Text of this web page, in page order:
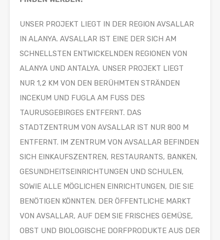
UNSER PROJEKT LIEGT IN DER REGION AVSALLAR
IN ALANYA. AVSALLAR IST EINE DER SICH AM
SCHNELLSTEN ENTWICKELNDEN REGIONEN VON
ALANYA UND ANTALYA. UNSER PROJEKT LIEGT
NUR 1,2 KM VON DEN BERÜHMTEN STRÄNDEN
INCEKUM UND FUGLA AM FUSS DES
TAURUSGEBIRGES ENTFERNT. DAS
STADTZENTRUM VON AVSALLAR IST NUR 800 M
ENTFERNT. IM ZENTRUM VON AVSALLAR BEFINDEN
SICH EINKAUFSZENTREN, RESTAURANTS, BANKEN,
GESUNDHEITSEINRICHTUNGEN UND SCHULEN,
SOWIE ALLE MÖGLICHEN EINRICHTUNGEN, DIE SIE
BENÖTIGEN KÖNNTEN. DER ÖFFENTLICHE MARKT
VON AVSALLAR, AUF DEM SIE FRISCHES GEMÜSE,
OBST UND BIOLOGISCHE DORFPRODUKTE AUS DER